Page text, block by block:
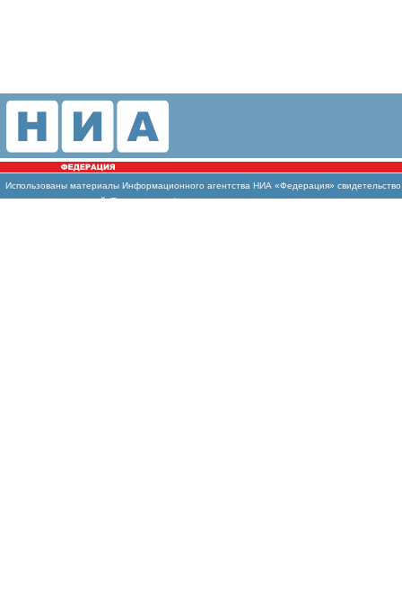
Использованы материалы Информационного агентства НИА «Федерация»
массовых коммуникаций (Роскомнадзор)